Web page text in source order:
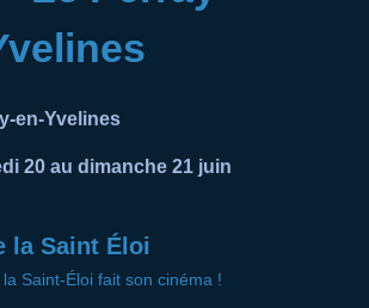
en-Yvelines
20 au dimanche 21 juin
la Saint Éloi
Saint-Éloi fait son cinéma !